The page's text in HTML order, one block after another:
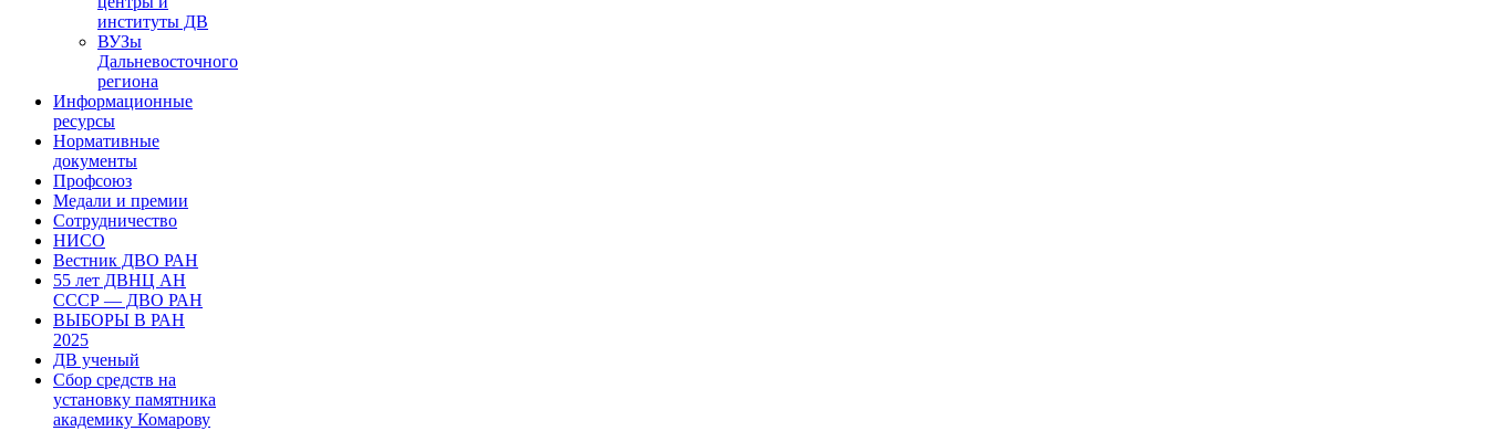
институты ДВ
ВУЗы
Дальневосточного
региона
Информационные
ресурсы
Нормативные
документы
Профсоюз
Медали и премии
Сотрудничество
НИСО
Вестник ДВО РАН
55 лет ДВНЦ АН
СССР — ДВО РАН
ВЫБОРЫ В РАН
2025
ДВ ученый
Сбор средств на
установку памятника
академику Комарову